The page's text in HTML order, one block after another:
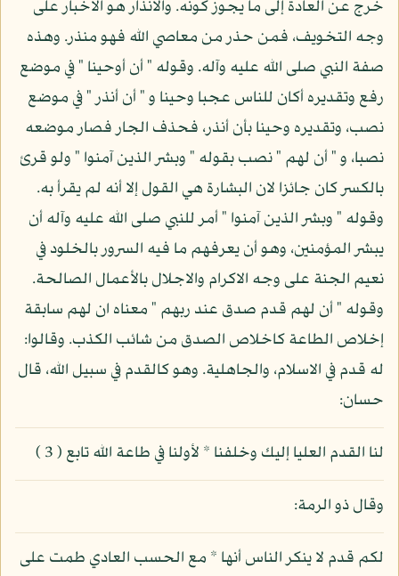
خرج عن العادة إلى ما يجوز كونه. والانذار هو الاخبار على
وجه التخويف، فمن حذر من معاصي الله فهو منذر. وهذه
صفة النبي صلى الله عليه وآله. وقوله " أن أوحينا " في موضع
رفع وتقديره أكان للناس عجبا وحينا و " أن أنذر " في موضع
نصب، وتقديره وحينا بأن أنذر، فحذف الجار فصار موضعه
نصبا، و " أن لهم " نصب بقوله " وبشر الذين آمنوا " ولو قرئ
بالكسر كان جائزا لان البشارة هي القول إلا أنه لم يقرأ به.
وقوله " وبشر الذين آمنوا " أمر للنبي صلى الله عليه وآله أن
يبشر المؤمنين، وهو أن يعرفهم ما فيه السرور بالخلود في
نعيم الجنة على وجه الاكرام والاجلال بالأعمال الصالحة.
وقوله " أن لهم قدم صدق عند ربهم " معناه ان لهم سابقة
إخلاص الطاعة كاخلاص الصدق من شائب الكذب. وقالوا:
له قدم في الاسلام، والجاهلية. وهو كالقدم في سبيل الله، قال
حسان:
لنا القدم العليا إليك وخلفنا * لأولنا في طاعة الله تابع ( 3 )
وقال ذو الرمة:
لكم قدم لا ينكر الناس أنها * مع الحسب العادي طمت على